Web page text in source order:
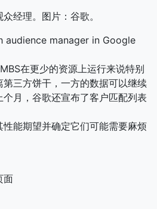
经理。图片：谷歌。
在更少的资源上运行来说特别
三方饼干，一方的数据可以继续
月，谷歌还宣布了客户匹配列表
性能期望并确定它们可能需要麻烦
面